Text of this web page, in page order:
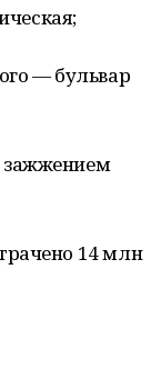
— бульвар
зажжением
14 млн